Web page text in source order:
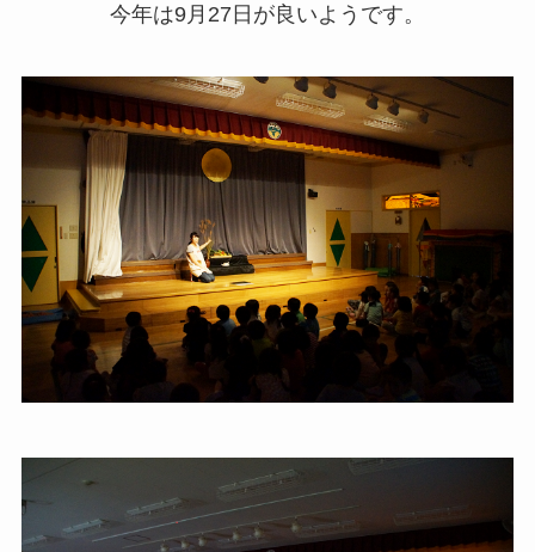
今年は9月27日が良いようです。